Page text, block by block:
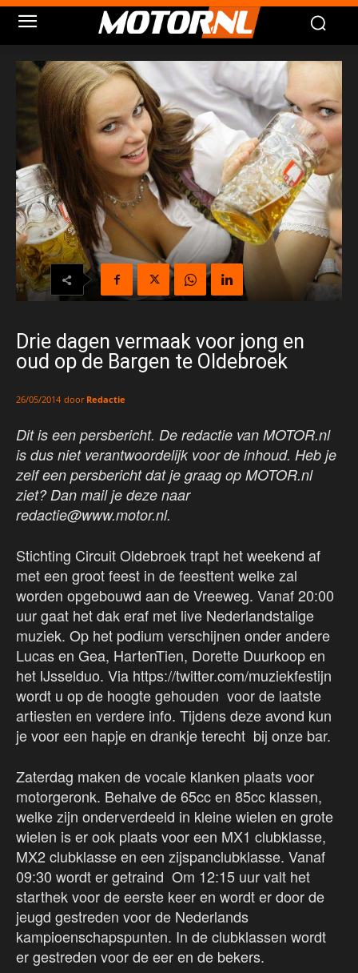
Drie dagen vermaak voor jong en
oud op de Bargen te Oldebroek
26/05/2014 door Redactie
Dit is een persbericht. De redactie van MOTOR.nl
is dus niet verantwoordelijk voor de inhoud. Heb je
zelf een persbericht dat je graag op MOTOR.nl
ziet? Dan mail je deze naar
redactie@www.motor.nl.
Stichting Circuit Oldebroek trapt het weekend af
met een groot feest in de feesttent welke zal
worden opgebouwd aan de Vreeweg. Vanaf 20:00
uur gaat het dak eraf met live Nederlandstalige
muziek. Op het podium verschijnen onder andere
Lucas en Gea, HartenTien, Dorette Duurkoop en
het IJsselduo. Via https://twitter.com/muziekfestijn
wordt u op de hoogte gehouden voor de laatste
artiesten en verdere info. Tijdens deze avond kun
je voor een hapje en drankje terecht bij onze bar.
Zaterdag maken de vocale klanken plaats voor
motorgeronk. Behalve de 65cc en 85cc klassen,
welke zijn onderverdeeld in kleine wielen en grote
wielen is er ook plaats voor een MX1 clubklasse,
MX2 clubklasse en een zijspanclubklasse. Vanaf
09:30 wordt er getraind Om 12:15 uur valt het
starthek voor de eerste keer en wordt er door de
jeugd gestreden voor de Nederlands
kampioenschapspunten. In de clubklassen wordt
er gestreden voor de eer en de bekers.